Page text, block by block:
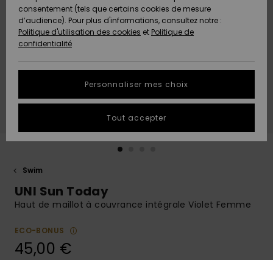
Nouveautés
A
Découvrir
Nouveautés
A
Découvrir
Communauté
CONTACT
Protection
des
tailles
conversation
plus rapide
à votre
MAGASINS
QUIKSILVER
Swim
UNI Sun Today
Haut de maillot à couvrance intégrale Violet Femme
ECO-BONUS
45,00 €
consentement (tels que certains cookies de mesure
d’audience). Pour plus d'informations, consultez notre :
Politique d'utilisation des cookies et Politique de
confidentialité
Personnaliser mes choix
Tout accepter